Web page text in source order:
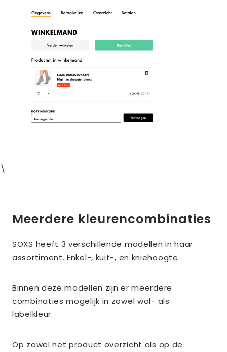
\
Meerdere kleurencombinaties
SOXS heeft 3 verschillende modellen in haar
assortiment. Enkel-, kuit-, en kniehoogte.
Binnen deze modellen zijn er meerdere
combinaties mogelijk in zowel wol- als
labelkleur.
Op zowel het product overzicht als op de